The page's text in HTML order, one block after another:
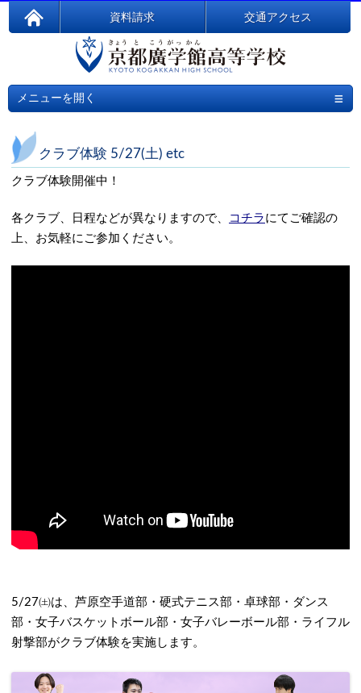
資料請求 交通アクセス
メニューを開く ≡
クラブ体験 5/27(土) etc
クラブ体験開催中！
各クラブ、日程などが異なりますので、 コチラ にてご確認の
上、お気軽にご参加ください。
5/27㈯は、芦原空手道部・硬式テニス部・卓球部・ダンス
部・女子バスケットボール部・女子バレーボール部・ライフル
射撃部がクラブ体験を実施します。